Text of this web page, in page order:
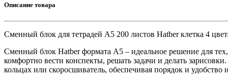
Шредеры
Описание товара
Сменный блок для тетрадей А5 200 листов Hatber клетка 4
Сменный блок Hatber формата А5 – идеальное решение для
комфортно вести конспекты, решать задачи и делать
кольцах или скоросшиватель, обеспечивая порядок и